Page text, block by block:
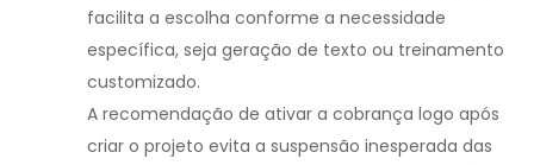
facilita a escolha conforme a necessidade
específica, seja geração de texto ou treinamento
customizado.
A recomendação de ativar a cobrança logo após
criar o projeto evita a suspensão inesperada das